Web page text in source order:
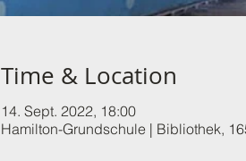
Time & Location
14. Sept. 2022, 18:00
Hamilton-Grundschule | Bibliothek,